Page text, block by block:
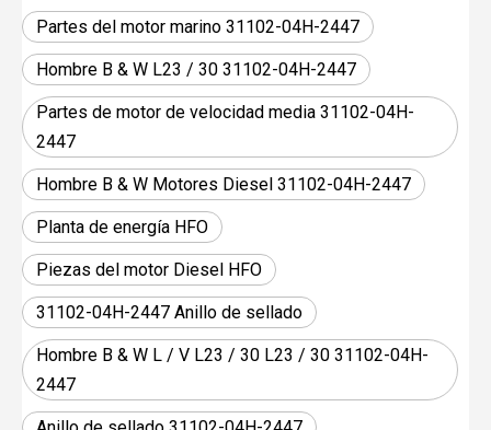
Partes del motor marino 31102-04H-2447
Hombre B & W L23 / 30 31102-04H-2447
Partes de motor de velocidad media 31102-04H-
2447
Hombre B & W Motores Diesel 31102-04H-2447
Planta de energía HFO
Piezas del motor Diesel HFO
31102-04H-2447 Anillo de sellado
Hombre B & W L / V L23 / 30 L23 / 30 31102-04H-
2447